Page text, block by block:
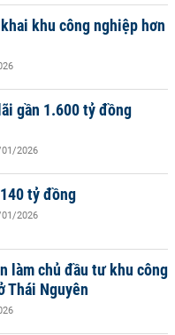
khu công nghiệp hơn
gần 1.600 tỷ đồng
01/2026
tỷ đồng
2026
làm chủ đầu tư khu công
Thái Nguyên